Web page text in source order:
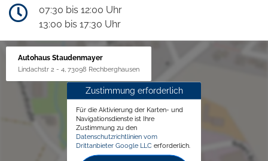
07:30 bis 12:00 Uhr
13:00 bis 17:30 Uhr
Autohaus Staudenmayer
Lindachstr 2 - 4, 73098 Rechberghausen
Zustimmung erforderlich
Für die Aktivierung der Karten- und
Navigationsdienste ist Ihre
Zustimmung zu den
Datenschutzrichtlinien vom
Drittanbieter Google LLC erforderlich.